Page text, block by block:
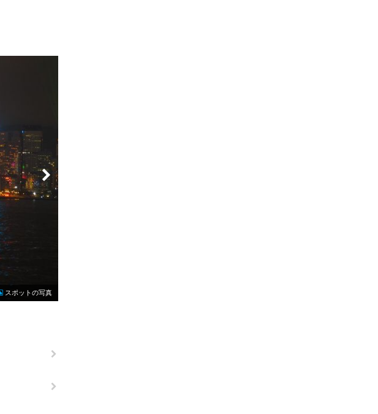
スポットの写真